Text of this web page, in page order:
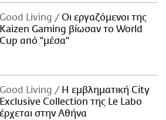
Good Living
Οι εργαζόμενοι της
Kaizen Gaming βίωσαν το World
Cup από "μέσα"
Good Living
Η εμβληματική City
Exclusive Collection της Le Labo
έρχεται στην Αθήνα